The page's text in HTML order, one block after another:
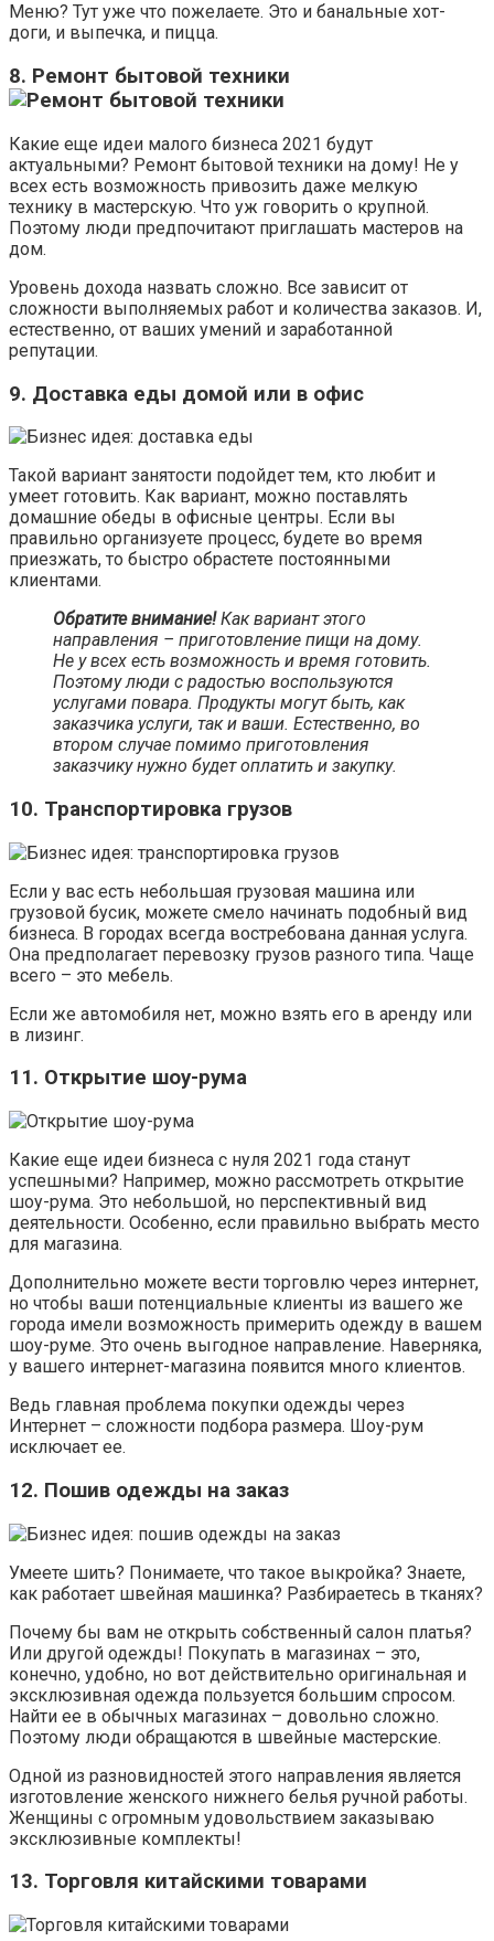
Меню? Тут уже что пожелаете. Это и банальные хот-
доги, и выпечка, и пицца.
8. Ремонт бытовой техники
Какие еще идеи малого бизнеса 2021 будут
актуальными? Ремонт бытовой техники на дому! Не у
всех есть возможность привозить даже мелкую
технику в мастерскую. Что уж говорить о крупной.
Поэтому люди предпочитают приглашать мастеров на
дом.
Уровень дохода назвать сложно. Все зависит от
сложности выполняемых работ и количества заказов. И,
естественно, от ваших умений и заработанной
репутации.
9. Доставка еды домой или в офис
Такой вариант занятости подойдет тем, кто любит и
умеет готовить. Как вариант, можно поставлять
домашние обеды в офисные центры. Если вы
правильно организуете процесс, будете во время
приезжать, то быстро обрастете постоянными
клиентами.
Обратите внимание! Как вариант этого
направления – приготовление пищи на дому.
Не у всех есть возможность и время готовить.
Поэтому люди с радостью воспользуются
услугами повара. Продукты могут быть, как
заказчика услуги, так и ваши. Естественно, во
втором случае помимо приготовления
заказчику нужно будет оплатить и закупку.
10. Транспортировка грузов
Если у вас есть небольшая грузовая машина или
грузовой бусик, можете смело начинать подобный вид
бизнеса. В городах всегда востребована данная услуга.
Она предполагает перевозку грузов разного типа. Чаще
всего – это мебель.
Если же автомобиля нет, можно взять его в аренду или
в лизинг.
11. Открытие шоу-рума
Какие еще идеи бизнеса с нуля 2021 года станут
успешными? Например, можно рассмотреть открытие
шоу-рума. Это небольшой, но перспективный вид
деятельности. Особенно, если правильно выбрать место
для магазина.
Дополнительно можете вести торговлю через интернет,
но чтобы ваши потенциальные клиенты из вашего же
города имели возможность примерить одежду в вашем
шоу-руме. Это очень выгодное направление. Наверняка,
у вашего интернет-магазина появится много клиентов.
Ведь главная проблема покупки одежды через
Интернет – сложности подбора размера. Шоу-рум
исключает ее.
12. Пошив одежды на заказ
Умеете шить? Понимаете, что такое выкройка? Знаете,
как работает швейная машинка? Разбираетесь в тканях?
Почему бы вам не открыть собственный салон платья?
Или другой одежды! Покупать в магазинах – это,
конечно, удобно, но вот действительно оригинальная и
эксклюзивная одежда пользуется большим спросом.
Найти ее в обычных магазинах – довольно сложно.
Поэтому люди обращаются в швейные мастерские.
Одной из разновидностей этого направления является
изготовление женского нижнего белья ручной работы.
Женщины с огромным удовольствием заказываю
эксклюзивные комплекты!
13. Торговля китайскими товарами